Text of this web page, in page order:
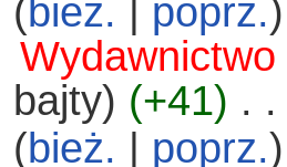
(bież. poprz.)
Wydawnictwo
bajty) (+41) . .
(bież. poprz.)